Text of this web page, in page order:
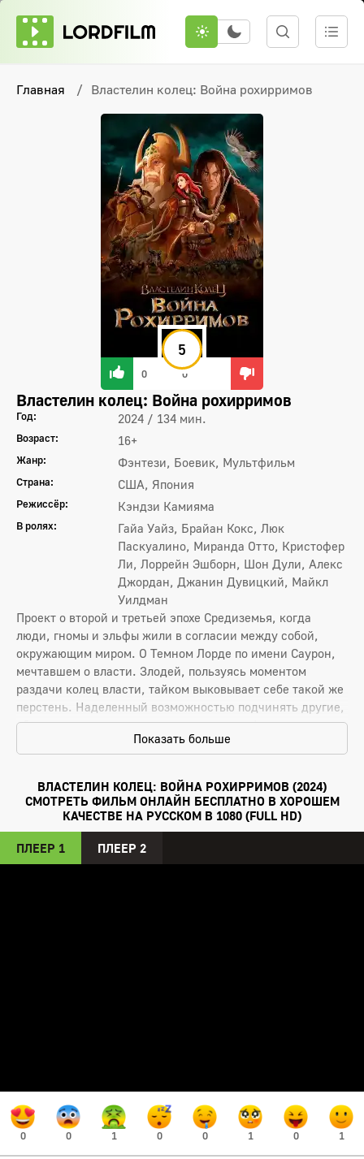
Главная Властелин колец: Война рохирримов
0
5
0
Властелин колец: Война рохирримов
Год: 2024 / 134 мин.
Возраст: 16+
Жанр: Фэнтези, Боевик, Мультфильм
Страна: США, Япония
Режиссёр: Кэндзи Камияма
В ролях:
Гайа Уайз, Брайан Кокс, Люк
Паскуалино, Миранда Отто, Кристофер
Ли, Лоррейн Эшборн, Шон Дули, Алекс
Джордан, Джанин Дувицкий, Майкл
Уилдман
Проект о второй и третьей эпохе Средиземья, когда
люди, гномы и эльфы жили в согласии между собой,
окружающим миром. О Темном Лорде по имени Саурон,
мечтавшем о власти. Злодей, пользуясь моментом
раздачи колец власти, тайком выковывает себе такой же
перстень. Наделенный возможностью подчинять другие,
обретать над окружающими власть, артефакт должен
привести Лорда к власти. Саурон теряет персень,
уничтожить его, чтобы сохранить мир. Отправляет к Горе
Судьбы – месте, где возможно реализовать задуманное.
Хоббиту с товарищами приходится преодолеть много
трудностей на пути к цели…
Показать больше
ВЛАСТЕЛИН КОЛЕЦ: ВОЙНА РОХИРРИМОВ (2024)
СМОТРЕТЬ ФИЛЬМ ОНЛАЙН БЕСПЛАТНО В ХОРОШЕМ
КАЧЕСТВЕ НА РУССКОМ В 1080 (FULL HD)
ПЛЕЕР 1 ПЛЕЕР 2
0 0 1 0 0 1 0 1